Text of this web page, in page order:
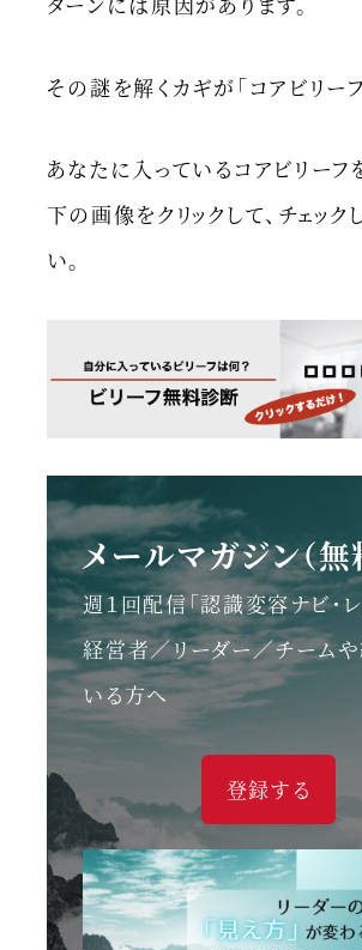
その謎を解くカギが「コアビリーフ
あなたに入っているコアビリーフ
下の画像をクリックして、チェック
い。
メールマガジン（無
週１回配信「認識変容ナビ・レ
経営者／リーダー／チーム
いる方へ
登録する